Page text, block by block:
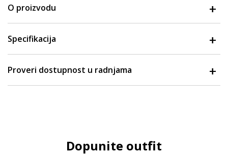
O proizvodu
Specifikacija
Proveri dostupnost u radnjama
Dopunite outfit